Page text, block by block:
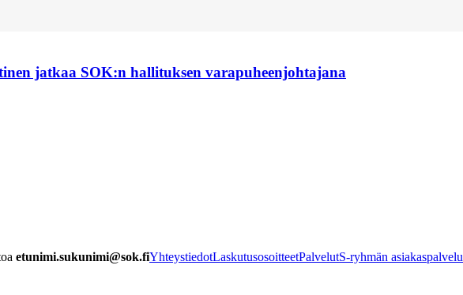
jatkaa SOK:n hallituksen varapuheenjohtajana
etunimi.sukunimi@sok.fiYhteystiedotLaskutusosoitteetPalvelutS-ryhmän asiakaspalvelu